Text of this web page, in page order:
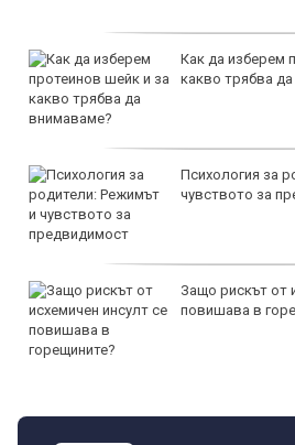
Как да изберем
какво трябва
Психология за
чувството за
Защо рискът от
повишава в